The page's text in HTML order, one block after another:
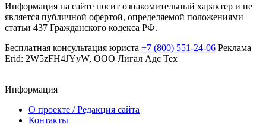
Информация на сайте носит ознакомительный характер и не
является публичной офертой, определяемой положениями
статьи 437 Гражданского кодекса РФ.
Бесплатная консультация юриста +7 (800) 551-24-06 Реклама
Erid: 2W5zFH4JYyW, ООО Лигал Адс Тех
Информация
О проекте / Редакция сайта
Контакты